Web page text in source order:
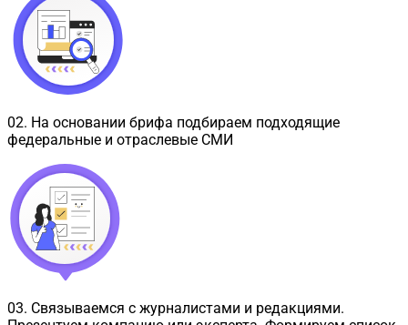
02. На основании брифа подбираем подходящие
федеральные и отраслевые СМИ
03. Связываемся с журналистами и редакциями.